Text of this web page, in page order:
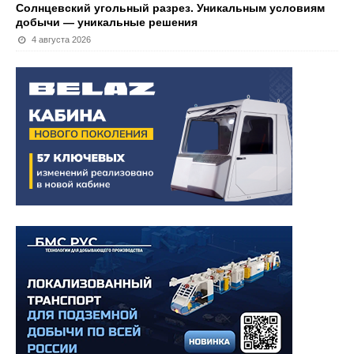
Солнцевский угольный разрез. Уникальным условиям
добычи — уникальные решения
4 августа 2026